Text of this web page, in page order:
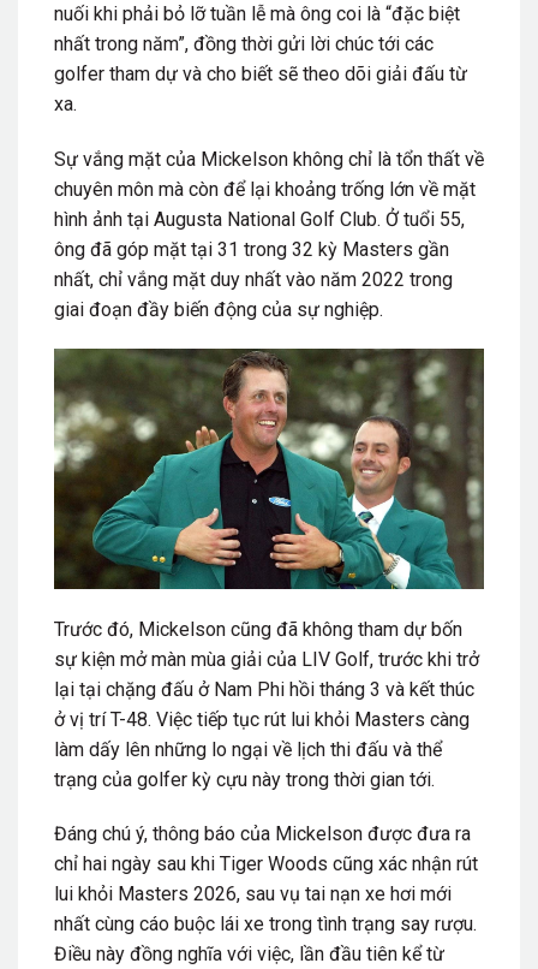
nuối khi phải bỏ lỡ tuần lễ mà ông coi là “đặc biệt
nhất trong năm”, đồng thời gửi lời chúc tới các
golfer tham dự và cho biết sẽ theo dõi giải đấu từ
xa.
Sự vắng mặt của Mickelson không chỉ là tổn thất về
chuyên môn mà còn để lại khoảng trống lớn về mặt
hình ảnh tại Augusta National Golf Club. Ở tuổi 55,
ông đã góp mặt tại 31 trong 32 kỳ Masters gần
nhất, chỉ vắng mặt duy nhất vào năm 2022 trong
giai đoạn đầy biến động của sự nghiệp.
Trước đó, Mickelson cũng đã không tham dự bốn
sự kiện mở màn mùa giải của LIV Golf, trước khi trở
lại tại chặng đấu ở Nam Phi hồi tháng 3 và kết thúc
ở vị trí T-48. Việc tiếp tục rút lui khỏi Masters càng
làm dấy lên những lo ngại về lịch thi đấu và thể
trạng của golfer kỳ cựu này trong thời gian tới.
Đáng chú ý, thông báo của Mickelson được đưa ra
chỉ hai ngày sau khi Tiger Woods cũng xác nhận rút
lui khỏi Masters 2026, sau vụ tai nạn xe hơi mới
nhất cùng cáo buộc lái xe trong tình trạng say rượu.
Điều này đồng nghĩa với việc, lần đầu tiên kể từ